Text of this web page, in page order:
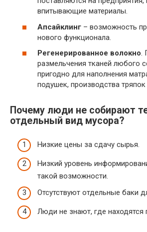
впитывающие материалы.
Апсайклинг – возможность
нового функционала.
Регенерированное волокно.
размельчения тканей любого
пригодно для наполнения
подушек, производства
Почему люди не собирают
отдельный вид мусора?
Низкие цены за сдачу сырья.
Низкий уровень
такой возможности.
Отсутствуют отдельные баки
Люди не знают, где находятся